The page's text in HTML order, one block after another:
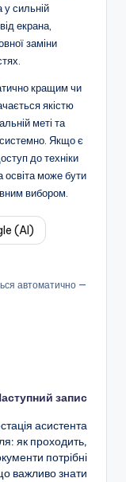
у сильній
екрана,
заміни
кращим чи
якістю
меті та
Якщо є
до техніки
освіта може бути
вибором.
(AI)
автоматично —
запис
асистента
як проходить,
потрібні
важливо знати